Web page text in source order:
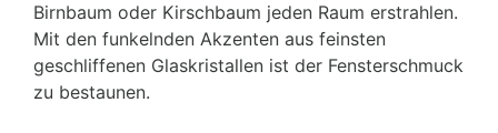
Birnbaum oder Kirschbaum jeden Raum erstrahlen.
Mit den funkelnden Akzenten aus feinsten
geschliffenen Glaskristallen ist der Fensterschmuck
zu bestaunen.